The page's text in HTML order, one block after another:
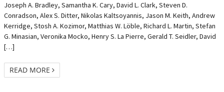
Joseph A. Bradley, Samantha K. Cary, David L. Clark, Steven D.
Conradson, Alex S. Ditter, Nikolas Kaltsoyannis, Jason M. Keith, Andrew
Kerridge, Stosh A. Kozimor, Matthias W. Löble, Richard L. Martin, Stefan
G. Minasian, Veronika Mocko, Henry S. La Pierre, Gerald T. Seidler, David
[…]
READ MORE